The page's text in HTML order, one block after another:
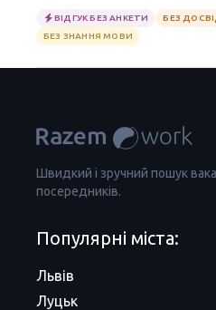
ВІДГУК БЕЗ АНКЕТИ БЕЗ
БЕЗ ЗНАННЯ МОВИ
Швидкий і зручний пошук
посередників.
Популярні міста:
Львів
Луцьк